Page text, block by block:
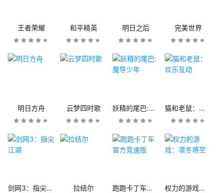
王者荣耀 和平精英 明日之后 完美世界
明日方舟 云梦四时歌 妖精的尾巴:魔导少年 猫和老鼠：欢乐互动
剑网3：指尖江湖 拉结尔 跑跑卡丁车官方竞速版 权力的游戏：凛冬将至